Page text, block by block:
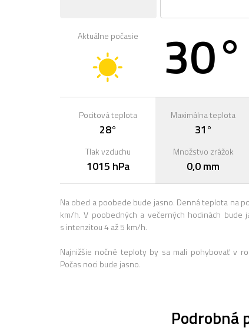
Aktuálne počasie 30°
Pocitová teplota
28°
Tlak vzduchu
1015 hPa
Maximálna teplota
31°
Množstvo zrážok
0,0 mm
Na obed a poobede bude jasno. Denná teplota na
km/h. V poobedných a večerných hodinách
s intenzitou 4 až 5 km/h.
Najnižšie nočné teploty by sa mali pohybovať v
Počas noci bude jasno.
Podrobná